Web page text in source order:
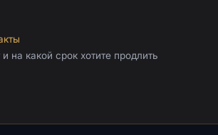
на какой срок хотите продлить